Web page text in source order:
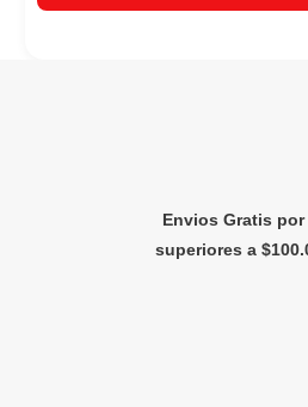
Envios Gratis por
superiores a